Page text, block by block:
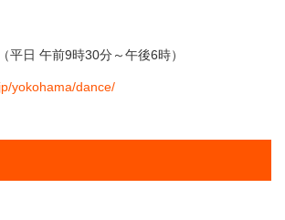
平日 午前9時30分～午後6時）
yokohama/dance/